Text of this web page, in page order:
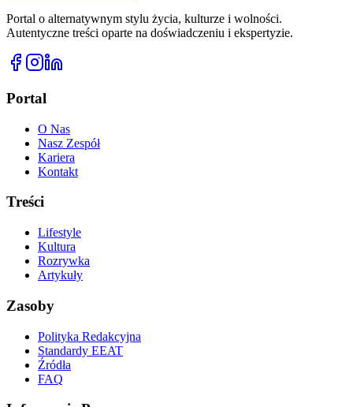
Portal o alternatywnym stylu życia, kulturze i wolności.
Autentyczne treści oparte na doświadczeniu i ekspertyzie.
Portal
O Nas
Nasz Zespół
Kariera
Kontakt
Treści
Lifestyle
Kultura
Rozrywka
Artykuły
Zasoby
Polityka Redakcyjna
Standardy EEAT
Źródła
FAQ